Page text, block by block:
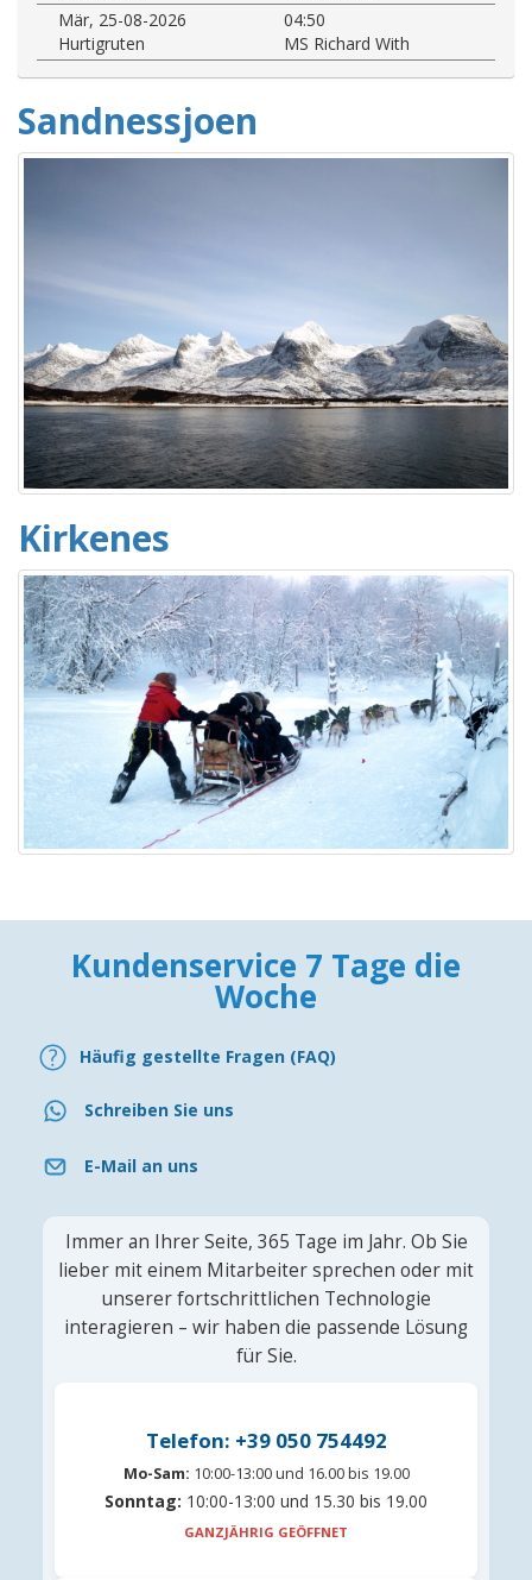
Mär, 25-08-2026
04:50
Hurtigruten
MS Richard With
Sandnessjoen
Kirkenes
Kundenservice 7 Tage die
Woche
Häufig gestellte Fragen (FAQ)
Schreiben Sie uns
E-Mail an uns
Immer an Ihrer Seite, 365 Tage im Jahr. Ob Sie
lieber mit einem Mitarbeiter sprechen oder mit
unserer fortschrittlichen Technologie
interagieren – wir haben die passende Lösung
für Sie.
Telefon: +39 050 754492
Mo-Sam: 10:00-13:00 und 16.00 bis 19.00
Sonntag: 10:00-13:00 und 15.30 bis 19.00
GANZJÄHRIG GEÖFFNET